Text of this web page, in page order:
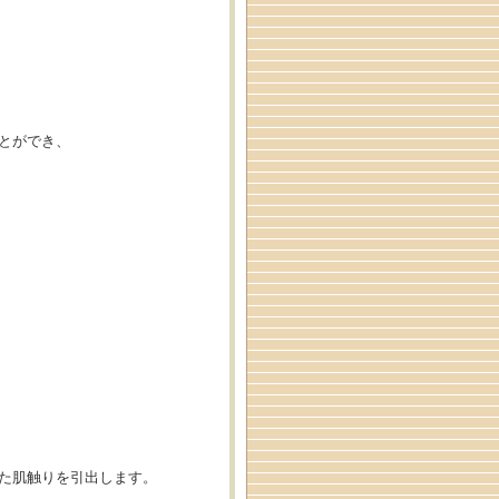
ができ、
触りを引出します。